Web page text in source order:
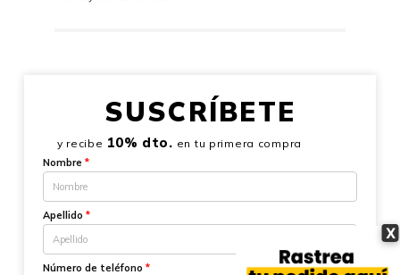
X
SUSCRÍBETE
y recibe 10% dto. en tu primera compra
Nombre *
Apellido *
Número de teléfono *